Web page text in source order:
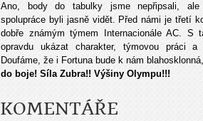
Ano, body do tabulky jsme nepřipsali, ale
spolupráce byli jasně vidět. Před námi je třetí
dobře známým týmem Internacionále AC. S
opravdu ukázat charakter, týmovou práci a
Doufáme, že i Fortuna bude k nám
do boje! Síla Zubra!! Výšiny Olympu!!!
KOMENTÁŘE